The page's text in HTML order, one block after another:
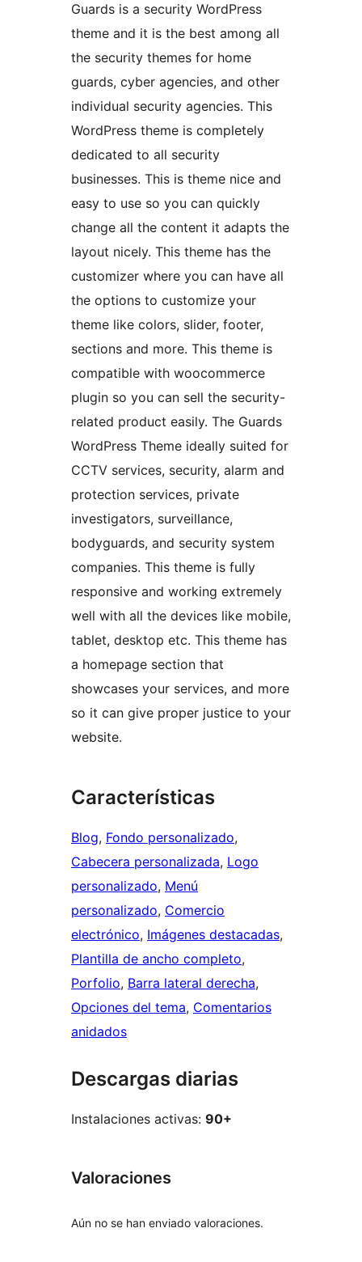
Guards is a security WordPress
theme and it is the best among all
the security themes for home
guards, cyber agencies, and other
individual security agencies. This
WordPress theme is completely
dedicated to all security
businesses. This is theme nice and
easy to use so you can quickly
change all the content it adapts the
layout nicely. This theme has the
customizer where you can have all
the options to customize your
theme like colors, slider, footer,
sections and more. This theme is
compatible with woocommerce
plugin so you can sell the security-
related product easily. The Guards
WordPress Theme ideally suited for
CCTV services, security, alarm and
protection services, private
investigators, surveillance,
bodyguards, and security system
companies. This theme is fully
responsive and working extremely
well with all the devices like mobile,
tablet, desktop etc. This theme has
a homepage section that
showcases your services, and more
so it can give proper justice to your
website.
Características
Blog, Fondo personalizado
Cabecera personalizada, Logo
personalizado, Menú
personalizado, Comercio
electrónico, Imágenes destacadas
Plantilla de ancho completo
Porfolio, Barra lateral derecha
Opciones del tema, Comentarios
anidados
Descargas diarias
Instalaciones activas: 90+
Valoraciones
Aún no se han enviado valoraciones.